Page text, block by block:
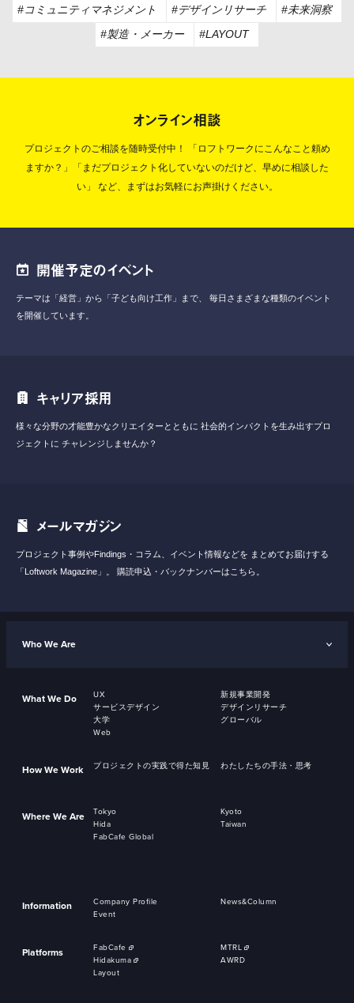
#コミュニティマネジメント #デザインリサーチ
#未来洞察
#製造・メーカー
#LAYOUT
オンライン相談
プロジェクトのご相談を随時受付中！
「ロフトワークにこんなこと頼め
ますか？」「まだプロジェクト化していないのだけど、早めに相談した
い」
など、まずはお気軽にお声掛けください。
開催予定のイベント
テーマは「経営」から「子ども向け工作」まで、
毎日さまざまな種類のイベント
を開催しています。
キャリア採用
様々な分野の才能豊かなクリエイターとともに 社会的インパクトを生み出すプロ
ジェクトに チャレンジしませんか？
メールマガジン
プロジェクト事例やFindings・コラム、イベント情報などを まとめてお届けする
「Loftwork Magazine」。
購読申込・バックナンバーはこちら。
Who We Are
What We Do UX
新規事業開発
サービスデザイン
デザインリサーチ
大学
グローバル
Web
How We Work プロジェクトの実践で得た知見 わたしたちの手法・思考
Where We Are Tokyo
Kyoto
Hida
Taiwan
FabCafe Global
Information Company Profile
News&Column
Event
Platforms FabCafe
MTRL
Hidakuma
AWRD
Layout